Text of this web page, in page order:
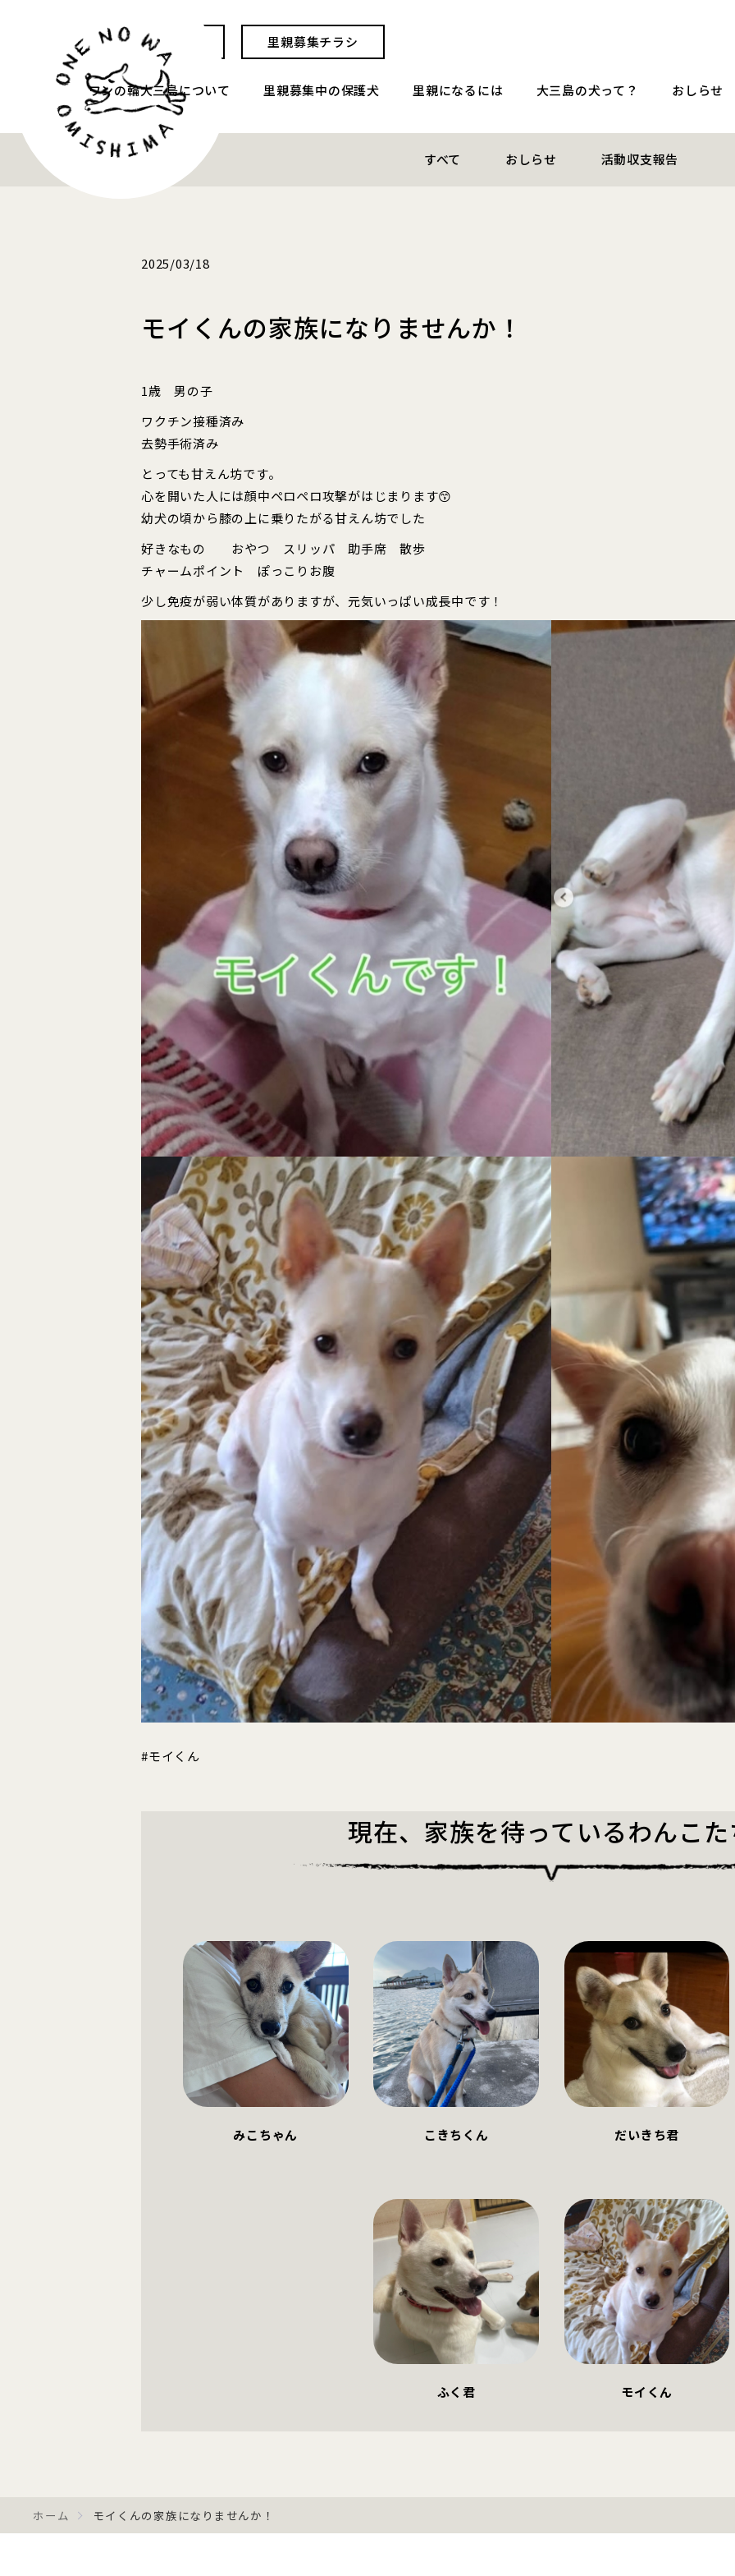
お問い合わせ 里親募集チラシ
ワンの輪大三島について 里親募集中の保護犬 里親になるには 大三島の犬って？ おしらせ
すべて おしらせ 活動収支報告
2025/03/18
モイくんの家族になりませんか！
1歳 男の子
ワクチン接種済み
去勢手術済み
とっても甘えん坊です。
心を開いた人には顔中ペロペロ攻撃がはじまります😙
幼犬の頃から膝の上に乗りたがる甘えん坊でした
好きなもの おやつ スリッパ 助手席 散歩
チャームポイント ぽっこりお腹
少し免疫が弱い体質がありますが、元気いっぱい成長中です！
#モイくん
現在、家族を待っているわんこ
みこちゃん こきちくん だいきち君
ふく君 モイくん
ホーム モイくんの家族になりませんか！